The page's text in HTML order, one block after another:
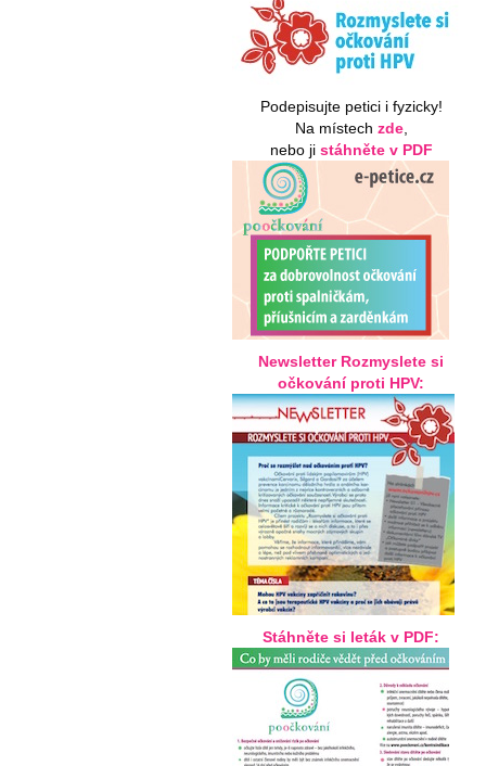
Podepisujte petici i fyzicky!
Na místech zde,
nebo ji stáhněte v PDF
Newsletter Rozmyslete si
očkování proti HPV:
Stáhněte si leták v PDF: